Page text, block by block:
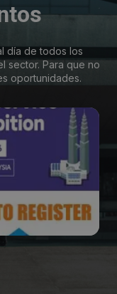
día de todos los
sector. Para que no
oportunidades.